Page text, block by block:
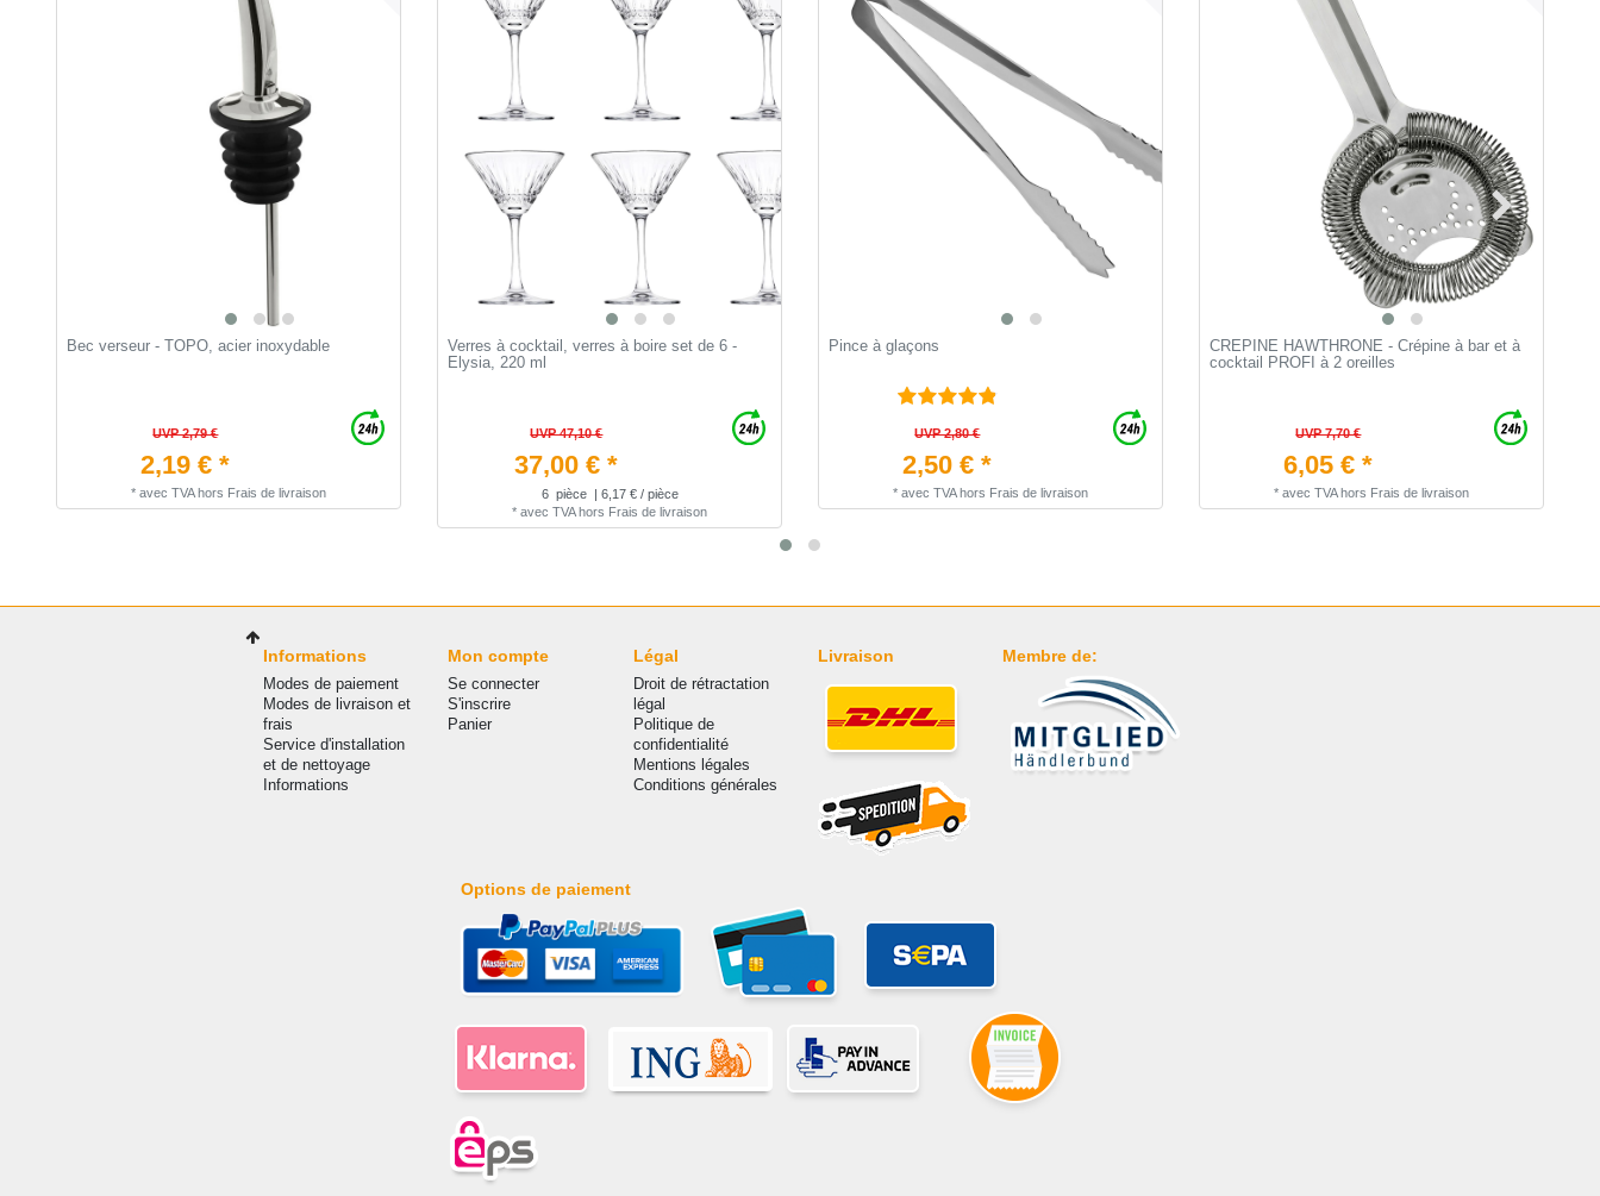
Bec verseur - TOPO, acier inoxydable
UVP 2,79 €
2,19 € *
* avec TVAhors Frais de livraison
Verres à cocktail, verres à boire set de 6 -
Elysia, 220 ml
UVP 47,10 €
37,00 € *
6 pièce
| 6,17 € / pièce
* avec TVAhors Frais de livraison
Pince à glaçons
UVP 2,80 €
2,50 € *
* avec TVAhors Frais de livraison
CREPINE HAWTHRONE - Crépine à bar et à
cocktail PROFI à 2 oreilles
UVP 7,70 €
6,05 € *
* avec TVAhors Frais de livraison
Informations
Modes de paiement
Modes de livraison et
frais
Service d'installation
et de nettoyage
Informations
Mon compte
Se connecter
S'inscrire
Panier
Légal
Droit de rétractation
légal
Politique de
confidentialité
Mentions légales
Conditions générales
Livraison Membre de:
Options de paiement